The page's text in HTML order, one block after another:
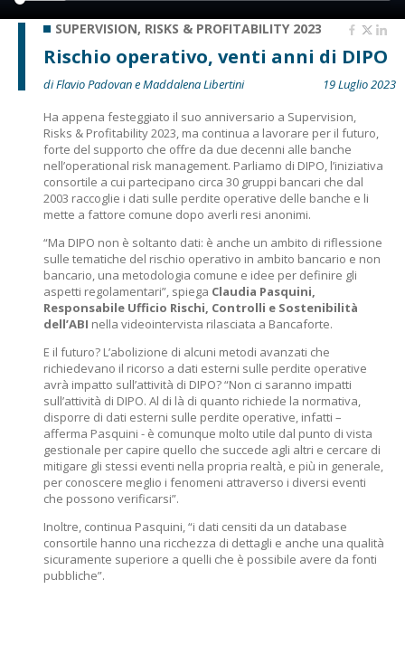
SUPERVISION, RISKS & PROFITABILITY 2023
Rischio operativo, venti anni di DIPO
di Flavio Padovan e Maddalena Libertini
19 Luglio 2023
Ha appena festeggiato il suo anniversario a Supervision,
Risks & Profitability 2023, ma continua a lavorare per il futuro,
forte del supporto che offre da due decenni alle banche
nell’operational risk management. Parliamo di DIPO, l’iniziativa
consortile a cui partecipano circa 30 gruppi bancari che dal
2003 raccoglie i dati sulle perdite operative delle banche e li
mette a fattore comune dopo averli resi anonimi.
“Ma DIPO non è soltanto dati: è anche un ambito di riflessione
sulle tematiche del rischio operativo in ambito bancario e non
bancario, una metodologia comune e idee per definire gli
aspetti regolamentari”, spiega Claudia Pasquini,
Responsabile Ufficio Rischi, Controlli e Sostenibilità
dell’ABI nella videointervista rilasciata a Bancaforte.
E il futuro? L’abolizione di alcuni metodi avanzati che
richiedevano il ricorso a dati esterni sulle perdite operative
avrà impatto sull’attività di DIPO? “Non ci saranno impatti
sull’attività di DIPO. Al di là di quanto richiede la normativa,
disporre di dati esterni sulle perdite operative, infatti –
afferma Pasquini - è comunque molto utile dal punto di vista
gestionale per capire quello che succede agli altri e cercare di
mitigare gli stessi eventi nella propria realtà, e più in generale,
per conoscere meglio i fenomeni attraverso i diversi eventi
che possono verificarsi”.
Inoltre, continua Pasquini, “i dati censiti da un database
consortile hanno una ricchezza di dettagli e anche una qualità
sicuramente superiore a quelli che è possibile avere da fonti
pubbliche”.